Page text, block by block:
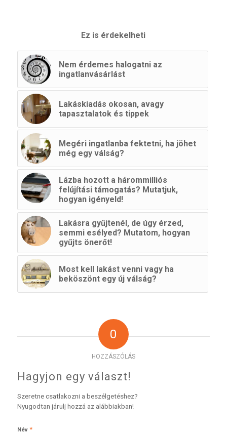
Ez is érdekelheti
Nem érdemes halogatni az
ingatlanvásárlást
Lakáskiadás okosan, avagy
tapasztalatok és tippek
Megéri ingatlanba fektetni, ha jöhet
még egy válság?
Lázba hozott a hárommilliós
felújítási támogatás? Mutatjuk,
hogyan igényeld!
Lakásra gyűjtenél, de úgy érzed,
semmi esélyed? Mutatom, hogyan
gyűjts önerőt!
Most kell lakást venni vagy ha
beköszönt egy új válság?
0
HOZZÁSZÓLÁS
Hagyjon egy választ!
Szeretne csatlakozni a beszélgetéshez?
Nyugodtan járulj hozzá az alábbiakban!
Név *